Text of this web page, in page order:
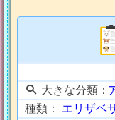
大きな分類：
種類： エリザベ